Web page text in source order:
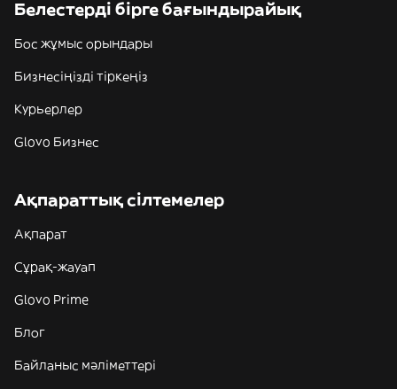
Белестерді бірге бағындырайық
Бос жұмыс орындары
Бизнесіңізді тіркеңіз
Курьерлер
Glovo Бизнес
Ақпараттық сілтемелер
Ақпарат
Сұрақ-жауап
Glovo Prime
Блог
Байланыс мәліметтері